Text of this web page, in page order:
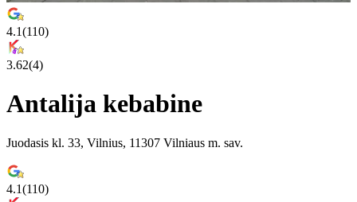
4.1(110)
3.62(4)
Antalija kebabine
Juodasis kl. 33, Vilnius, 11307 Vilniaus m. sav.
4.1(110)